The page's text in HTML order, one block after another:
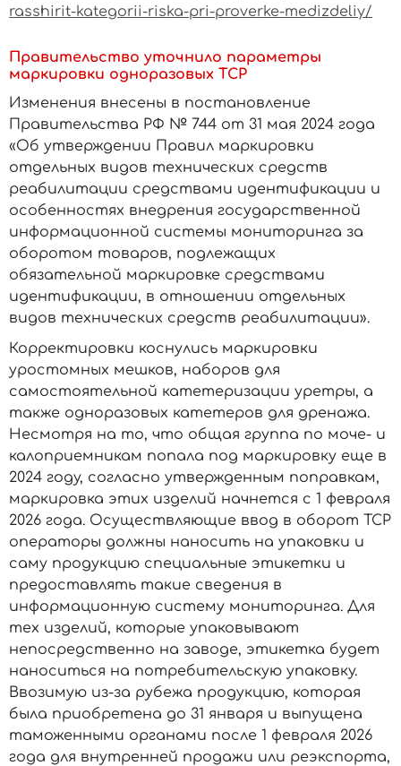
rasshirit-kategorii-riska-pri-proverke-medizdeliy/
Правительство уточнило параметры
маркировки одноразовых ТСР
Изменения внесены в постановление
Правительства РФ № 744 от 31 мая 2024 года
«Об утверждении Правил маркировки
отдельных видов технических средств
реабилитации средствами идентификации и
особенностях внедрения государственной
информационной системы мониторинга за
оборотом товаров, подлежащих
обязательной маркировке средствами
идентификации, в отношении отдельных
видов технических средств реабилитации».
Корректировки коснулись маркировки
уростомных мешков, наборов для
самостоятельной катетеризации уретры, а
также одноразовых катетеров для дренажа.
Несмотря на то, что общая группа по моче- и
калоприемникам попала под маркировку еще в
2024 году, согласно утвержденным поправкам,
маркировка этих изделий начнется с 1 февраля
2026 года. Осуществляющие ввод в оборот ТСР
операторы должны наносить на упаковки и
саму продукцию специальные этикетки и
предоставлять такие сведения в
информационную систему мониторинга. Для
тех изделий, которые упаковывают
непосредственно на заводе, этикетка будет
наноситься на потребительскую упаковку.
Ввозимую из-за рубежа продукцию, которая
была приобретена до 31 января и выпущена
таможенными органами после 1 февраля 2026
года для внутренней продажи или реэкспорта,